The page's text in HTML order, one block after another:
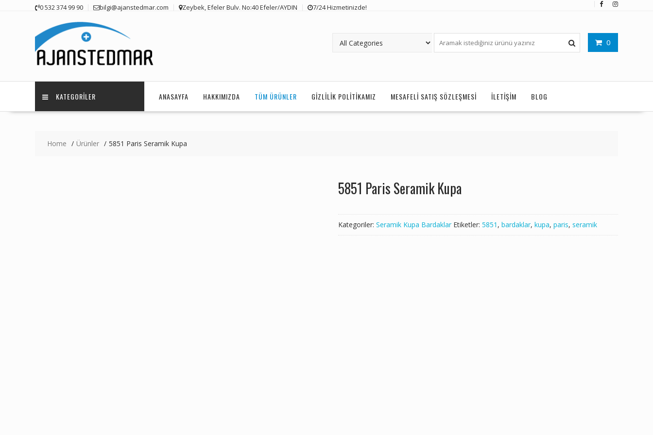
0 532 374 99 90 bilgi@ajanstedmar.com Zeybek, Efeler Bulv. No:40 Efeler/AYDIN 7/24 Hizmetinizde!
0
KATEGORILER ANASAYFA HAKKIMIZDA TÜM ÜRÜNLER GIZLILIK POLITIKAMIZ MESAFELI SATIŞ SÖZLEŞMESI İLETIŞIM BLOG
Home Ürünler 5851 Paris Seramik Kupa
5851 Paris Seramik Kupa
Kategoriler: Seramik Kupa Bardaklar Etiketler: 5851 , bardaklar, kupa, paris, seramik